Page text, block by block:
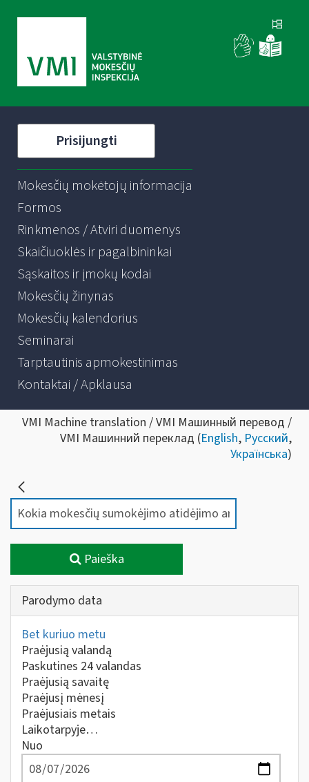
Prisijungti
Mokesčių mokėtojų informacija
Formos
Rinkmenos / Atviri duomenys
Skaičiuoklės ir pagalbininkai
Sąskaitos ir įmokų kodai
Mokesčių žinynas
Mokesčių kalendorius
Seminarai
Tarptautinis apmokestinimas
Kontaktai / Apklausa
VMI Machine translation / VMI Машинный перевод /
VMI Машинний переклад (English, Русский,
Українська)
Paieška
Parodymo data
Bet kuriuo metu
Praėjusią valandą
Paskutines 24 valandas
Praėjusią savaitę
Praėjusį mėnesį
Praėjusiais metais
Laikotarpyje…
Nuo